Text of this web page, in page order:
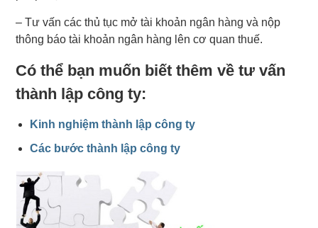
– Tư vấn các thủ tục mở tài khoản ngân hàng và nộp
thông báo tài khoản ngân hàng lên cơ quan thuế.
Có thể bạn muốn biết thêm về tư vấn
thành lập công ty:
Kinh nghiệm thành lập công ty
Các bước thành lập công ty